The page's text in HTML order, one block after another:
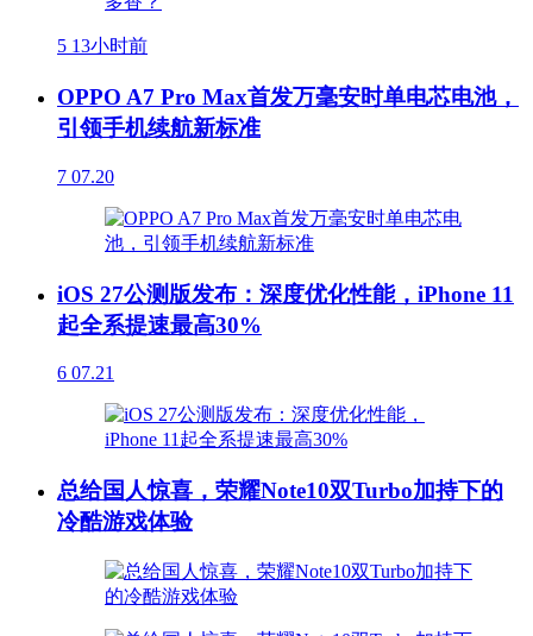
5 13小时前
OPPO A7 Pro Max首发万毫安时单电芯电池，
引领手机续航新标准
7 07.20
iOS 27公测版发布：深度优化性能，iPhone 11
起全系提速最高30%
6 07.21
总给国人惊喜，荣耀Note10双Turbo加持下的
冷酷游戏体验